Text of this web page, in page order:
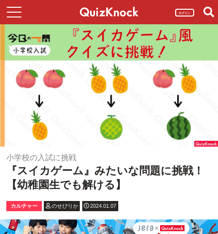
ログイン
小学校の入試に挑戦
『スイカゲーム』みたいな問題に挑戦！
【幼稚園生でも解ける】
カルチャー のせぴりか 2024.01.07